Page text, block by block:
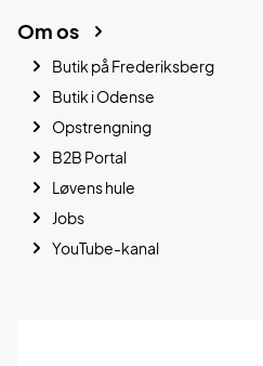
Om os
Butik på Frederiksberg
Butik i Odense
Opstrengning
B2B Portal
Løvens hule
Jobs
YouTube-kanal